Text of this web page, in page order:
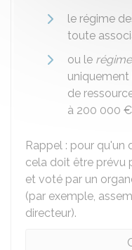
le régime
toute
ou le
de
à 200 000 €
Rappel : pour qu'un
cela doit être prévu
et voté par un
(par exemple,
directeur).